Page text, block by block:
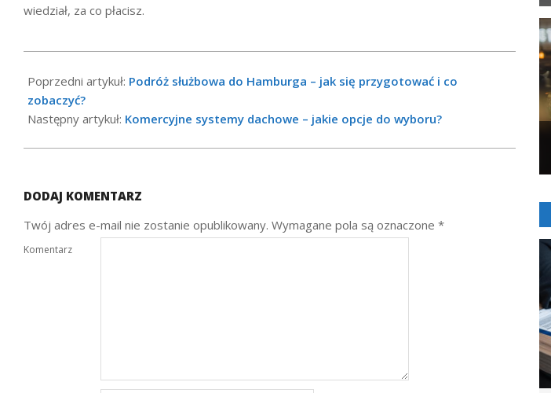
wiedział, za co płacisz.
10-
12
Poprzedni artykuł: Podróż służbowa do Hamburga – jak się przygotować i co
zobaczyć?
Następny artykuł: Komercyjne systemy dachowe – jakie opcje do wyboru?
DODAJ KOMENTARZ
Twój adres e-mail nie zostanie opublikowany. Wymagane pola są oznaczone *
Komentarz